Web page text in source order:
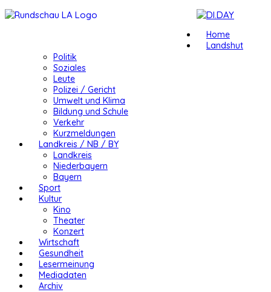
Home
Landshut
Politik
Soziales
Leute
Polizei / Gericht
Umwelt und Klima
Bildung und Schule
Verkehr
Kurzmeldungen
Landkreis / NB / BY
Landkreis
Niederbayern
Bayern
Sport
Kultur
Kino
Theater
Konzert
Wirtschaft
Gesundheit
Lesermeinung
Mediadaten
Archiv